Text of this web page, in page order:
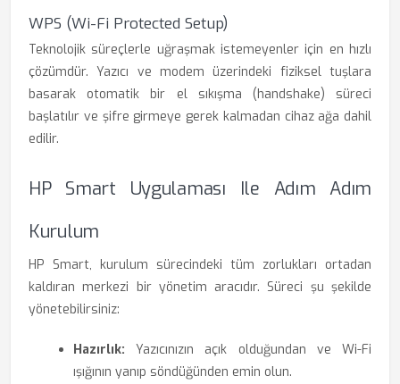
WPS (Wi-Fi Protected Setup)
Teknolojik süreçlerle uğraşmak istemeyenler için en hızlı
çözümdür. Yazıcı ve modem üzerindeki fiziksel tuşlara
basarak otomatik bir el sıkışma (handshake) süreci
başlatılır ve şifre girmeye gerek kalmadan cihaz ağa dahil
edilir.
HP Smart Uygulaması Ile Adım Adım
Kurulum
HP Smart, kurulum sürecindeki tüm zorlukları ortadan
kaldıran merkezi bir yönetim aracıdır. Süreci şu şekilde
yönetebilirsiniz:
Hazırlık: Yazıcınızın açık olduğundan ve Wi-Fi
ışığının yanıp söndüğünden emin olun.